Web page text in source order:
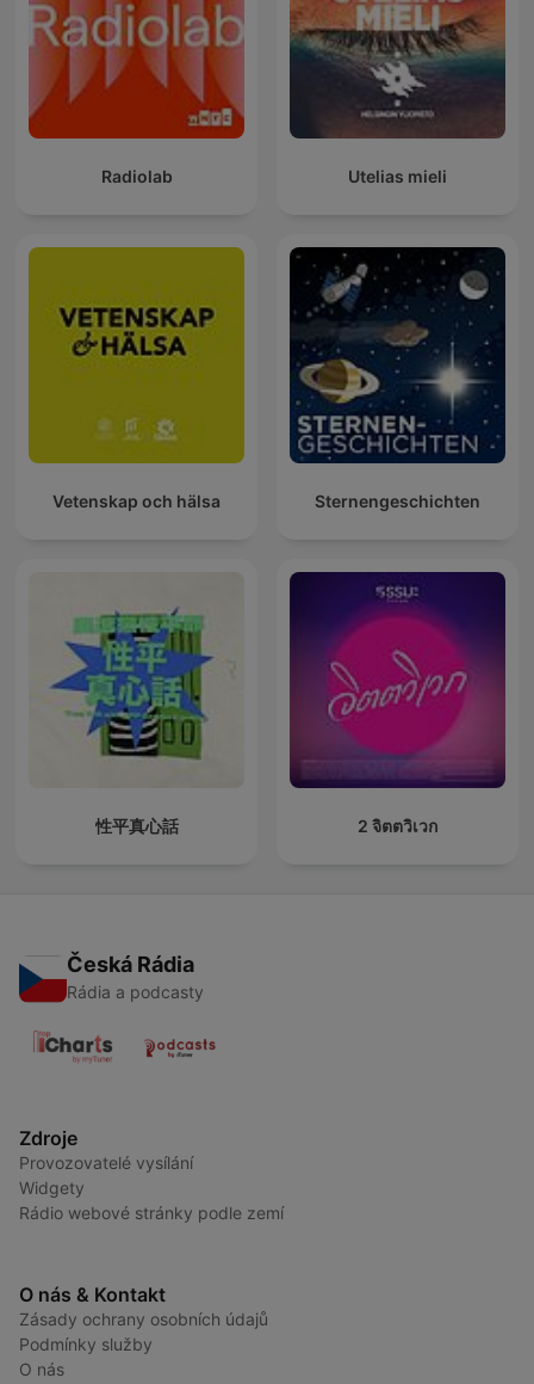
Radiolab Utelias mieli
Vetenskap och hälsa Sternengeschichten
性平真心話 2 จิตตวิเวก
Česká Rádia
Rádia a podcasty
Zdroje
Provozovatelé vysílání
Widgety
Rádio webové stránky podle zemí
O nás & Kontakt
Zásady ochrany osobních údajů
Podmínky služby
O nás